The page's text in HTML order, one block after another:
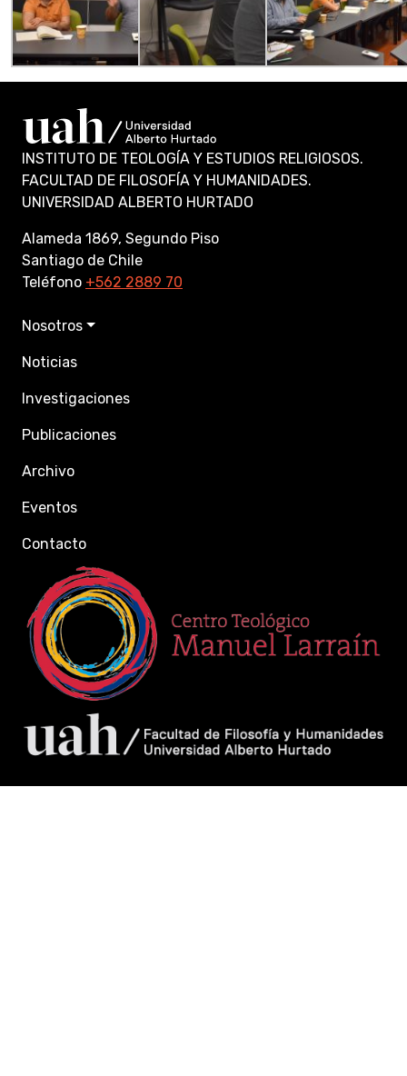
INSTITUTO DE TEOLOGÍA Y ESTUDIOS RELIGIOSOS.
FACULTAD DE FILOSOFÍA Y HUMANIDADES.
UNIVERSIDAD ALBERTO HURTADO
Alameda 1869, Segundo Piso
Santiago de Chile
Teléfono +562 2889 70
Nosotros
Noticias
Investigaciones
Publicaciones
Archivo
Eventos
Contacto